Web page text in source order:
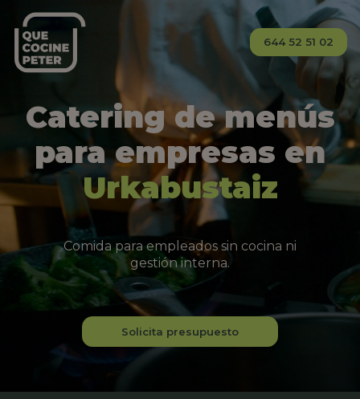
644 52 51 02
Catering de menús
para empresas en
Urkabustaiz
Comida para empleados sin cocina ni
gestión interna.
Solicita presupuesto